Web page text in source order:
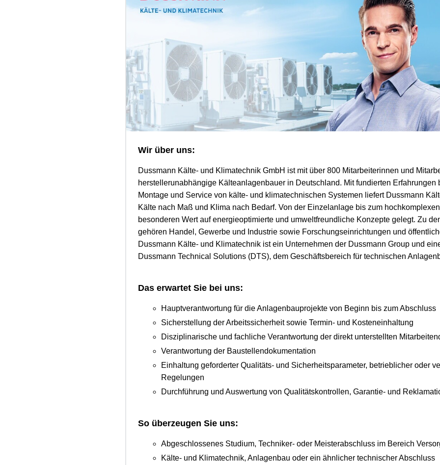
Wir über uns:
Dussmann Kälte- und Klimatechnik GmbH ist mit über 800 Mitarbeiterinnen und
herstellerunabhängige Kälteanlagenbauer in Deutschland. Mit fundierten Erfahrungen
Montage und Service von kälte- und klimatechnischen Systemen liefert Dussmann
Kälte nach Maß und Klima nach Bedarf. Von der Einzelanlage bis zum
besonderen Wert auf energieoptimierte und umweltfreundliche Konzepte gelegt. Zu
gehören Handel, Gewerbe und Industrie sowie Forschungseinrichtungen und
Dussmann Kälte- und Klimatechnik ist ein Unternehmen der Dussmann Group und
Dussmann Technical Solutions (DTS), dem Geschäftsbereich für technischen
Das erwartet Sie bei uns:
Hauptverantwortung für die Anlagenbauprojekte von Beginn bis zum Abschluss
Sicherstellung der Arbeitssicherheit sowie Termin- und Kosteneinhaltung
Disziplinarische und fachliche Verantwortung der direkt unterstellten
Verantwortung der Baustellendokumentation
Einhaltung geforderter Qualitäts- und Sicherheitsparameter, betrieblicher oder
Regelungen
Durchführung und Auswertung von Qualitätskontrollen, Garantie- und
So überzeugen Sie uns:
Abgeschlossenes Studium, Techniker- oder Meisterabschluss im Bereich
Kälte- und Klimatechnik, Anlagenbau oder ein ähnlicher technischer Abschluss